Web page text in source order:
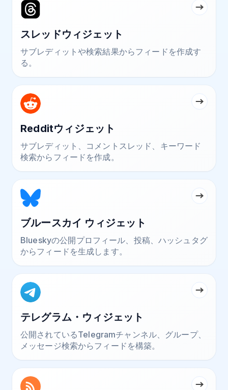
スレッドウィジェット
サブレディットや検索結果からフィードを作成す
る。
Redditウィジェット
サブレディット、コメントスレッド、キーワード
検索からフィードを作成。
ブルースカイ ウィジェット
Blueskyの公開プロフィール、投稿、ハッシュタグ
からフィードを生成します。
テレグラム・ウィジェット
公開されているTelegramチャンネル、グループ、
メッセージ検索からフィードを構築。